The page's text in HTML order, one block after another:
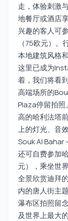
走，体验刺激
地餐厅或酒店
兴趣的客人可
（75欧元）
本地建筑风格
这里已成为
着，我们将看
高端场所的
Plaza停留拍
高的哈利法塔
上的灯光、音
Souk Al Bahar
还可自费参加
元），乘坐世
全景欣赏迪拜
内的唐人街主
瀑布区拍照留
及世界上最大